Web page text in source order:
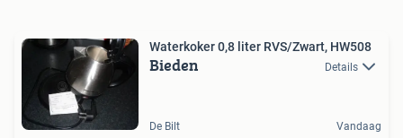
Waterkoker 0,8 liter RVS/Zwart, HW508
Bieden Details
De Bilt Vandaag